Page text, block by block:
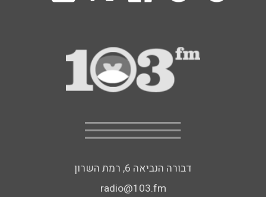
דבורה הנביאה 6, רמת השרון
radio@103.fm